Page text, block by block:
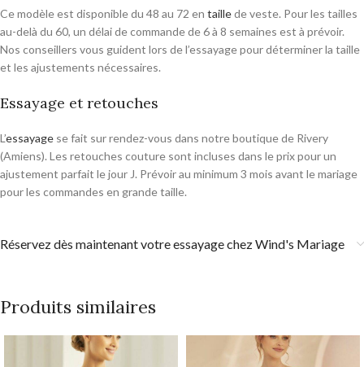
Ce modèle est disponible du 48 au 72 en taillede veste. Pour les tailles
au-delà du 60, un délai de commande de 6 à 8 semaines est à prévoir.
Nos conseillers vous guident lors de l’essayage pour déterminer la taille
et les ajustements nécessaires.
Essayage et retouches
L’essayage se fait sur rendez-vous dans notre boutique de Rivery
(Amiens). Les retouches couture sont incluses dans le prix pour un
ajustement parfait le jour J. Prévoir au minimum 3 mois avant le mariage
pour les commandes en grande taille.
Réservez dès maintenant votre essayage chez Wind's Mariage
Produits similaires